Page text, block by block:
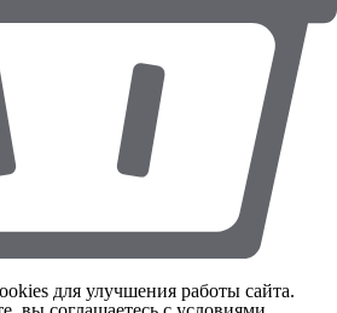
для улучшения работы сайта.